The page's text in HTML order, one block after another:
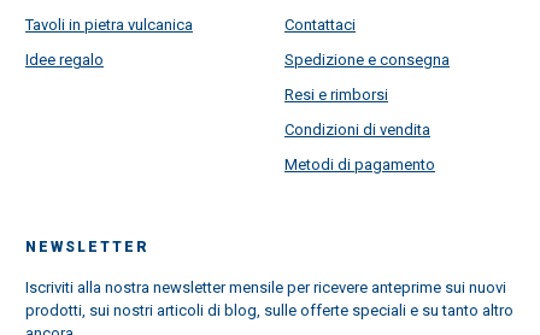
Tavoli in pietra vulcanica
Idee regalo
Contattaci
Spedizione e consegna
Resi e rimborsi
Condizioni di vendita
Metodi di pagamento
NEWSLETTER
Iscriviti alla nostra newsletter mensile per ricevere anteprime sui nuovi
prodotti, sui nostri articoli di blog, sulle offerte speciali e su tanto altro